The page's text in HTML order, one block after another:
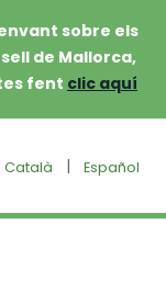
sobre els
de Mallorca,
fent clic aquí
Català | Español